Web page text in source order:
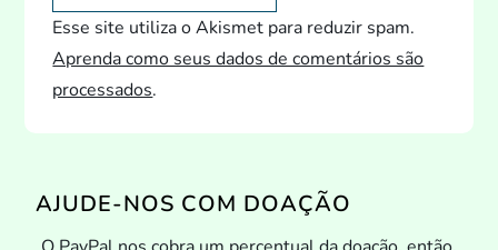
Esse site utiliza o Akismet para reduzir spam.
Aprenda como seus dados de comentários são
processados.
AJUDE-NOS COM DOAÇÃO